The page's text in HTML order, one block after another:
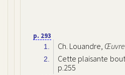
p. 293
1. Ch. Louandre,
2. Cette plaisante
p.255